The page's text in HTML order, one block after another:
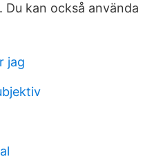
kan också använda
jag